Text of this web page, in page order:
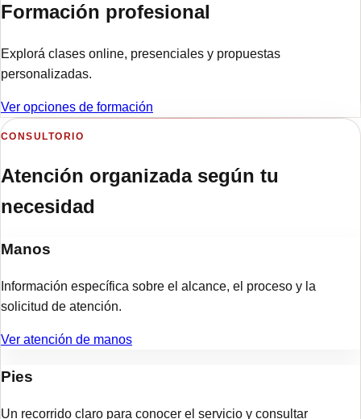
Formación profesional
Explorá clases online, presenciales y propuestas
personalizadas.
Ver opciones de formación
CONSULTORIO
Atención organizada según tu
necesidad
Manos
Información específica sobre el alcance, el proceso y la
solicitud de atención.
Ver atención de manos
Pies
Un recorrido claro para conocer el servicio y consultar